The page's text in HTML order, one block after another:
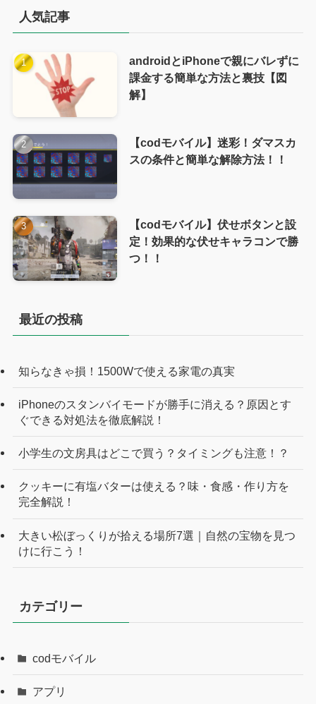
人気記事
androidとiPhoneで親にバレずに
課金する簡単な方法と裏技【図
解】
【codモバイル】迷彩！ダマスカ
スの条件と簡単な解除方法！！
【codモバイル】伏せボタンと設
定！効果的な伏せキャラコンで勝
つ！！
最近の投稿
知らなきゃ損！1500Wで使える家電の真実
iPhoneのスタンバイモードが勝手に消える？原因とす
ぐできる対処法を徹底解説！
小学生の文房具はどこで買う？タイミングも注意！？
クッキーに有塩バターは使える？味・食感・作り方を
完全解説！
大きい松ぼっくりが拾える場所7選｜自然の宝物を見つ
けに行こう！
カテゴリー
codモバイル
アプリ